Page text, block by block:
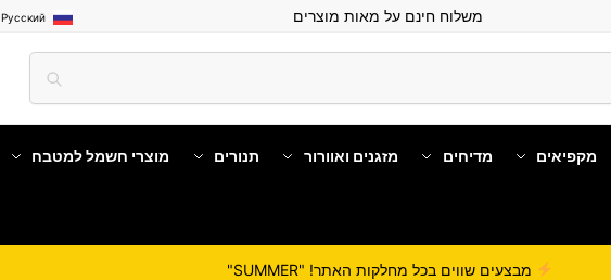
משלוח חינם על מאות מוצרים Русский
מקפיאים מדיחים מזגנים ואוורור תנורים מוצרי חשמל למטבח
מבצעים שווים בכל מחלקות האתר! "SUMMER"